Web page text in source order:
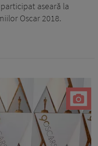
aseară la
Oscar 2018.